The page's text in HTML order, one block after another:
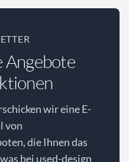
Angebote
wir eine E-
von
die Ihnen das
bei used-design